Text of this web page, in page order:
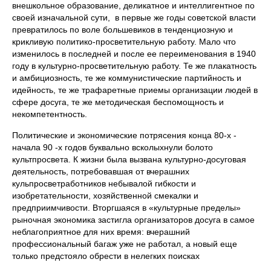
внешкольное образование, деликатное и интеллигентное по
своей изначальной сути, в первые же годы советской власти
превратилось по воле большевиков в тенденциозную и
крикливую политико-просветительную работу. Мало что
изменилось в последней и после ее переименования в 1940
году в культурно-просветительную работу. Те же плакатность
и амбициозность, те же коммунистические партийность и
идейность, те же трафаретные приемы организации людей в
сфере досуга, те же методическая беспомощность и
некомпетентность.
Политические и экономические потрясения конца 80-х -
начала 90 -х годов буквально всколыхнули болото
культпросвета. К жизни была вызвана культурно-досуговая
деятельность, потребовавшая от вчерашних
кульпросветработников небывалой гибкости и
изобретательности, хозяйственной смекалки и
предприимчивости. Вторгшаяся в «культурные пределы»
рыночная экономика застигла организаторов досуга в самое
неблагоприятное для них время: вчерашний
профессиональный багаж уже не работал, а новый еще
только предстояло обрести в нелегких поисках